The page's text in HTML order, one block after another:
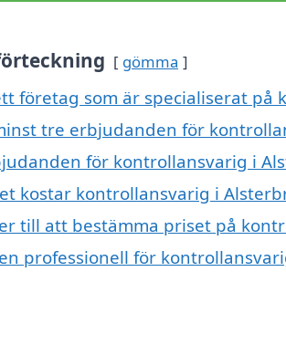
gömma
företag som är specialiserat
tre erbjudanden för
för kontrollansvarig i
kostar kontrollansvarig i
till att bestämma priset på
professionell för